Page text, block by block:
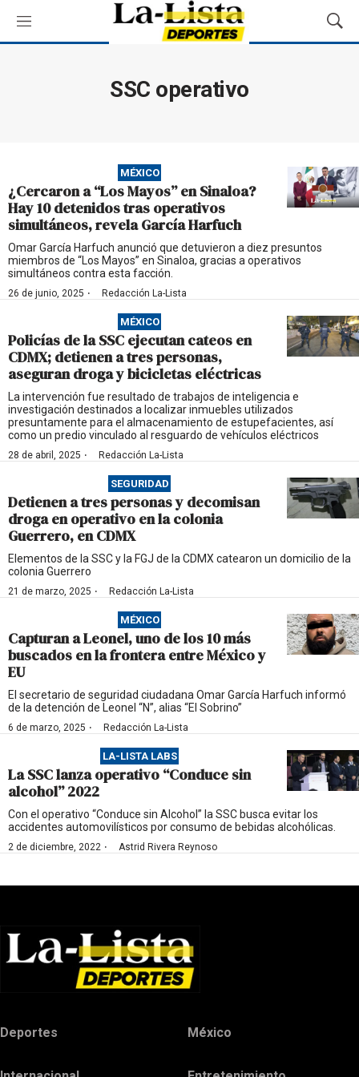
M
e
M
o
s
q
u
SSC operativo
MÉXICO
¿Cercaron a “Los Mayos” en Sinaloa?
Hay 10 detenidos tras operativos
simultáneos, revela García Harfuch
Omar García Harfuch anunció que detuvieron a diez presuntos
miembros de “Los Mayos” en Sinaloa, gracias a operativos
simultáneos contra esta facción.
26 de junio, 2025 · Redacción La-Lista
MÉXICO
Policías de la SSC ejecutan cateos en
CDMX; detienen a tres personas,
aseguran droga y bicicletas eléctricas
La intervención fue resultado de trabajos de inteligencia e
investigación destinados a localizar inmuebles utilizados
presuntamente para el almacenamiento de estupefacientes, así
como un predio vinculado al resguardo de vehículos eléctricos
28 de abril, 2025 · Redacción La-Lista
SEGURIDAD
Detienen a tres personas y decomisan
droga en operativo en la colonia
Guerrero, en CDMX
Elementos de la SSC y la FGJ de la CDMX catearon un domicilio de la
colonia Guerrero
21 de marzo, 2025 · Redacción La-Lista
MÉXICO
Capturan a Leonel, uno de los 10 más
buscados en la frontera entre México y
EU
El secretario de seguridad ciudadana Omar García Harfuch informó
de la detención de Leonel “N”, alias “El Sobrino”
6 de marzo, 2025 · Redacción La-Lista
LA-LISTA LABS
La SSC lanza operativo “Conduce sin
alcohol” 2022
Con el operativo “Conduce sin Alcohol” la SSC busca evitar los
accidentes automovilísticos por consumo de bebidas alcohólicas.
2 de diciembre, 2022 · Astrid Rivera Reynoso
Deportes México